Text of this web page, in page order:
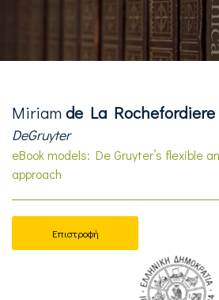
Miriamde La Rochefordiere
DeGruyter
eBook models: De Gruyter’s flexible
approach
Επιστροφή